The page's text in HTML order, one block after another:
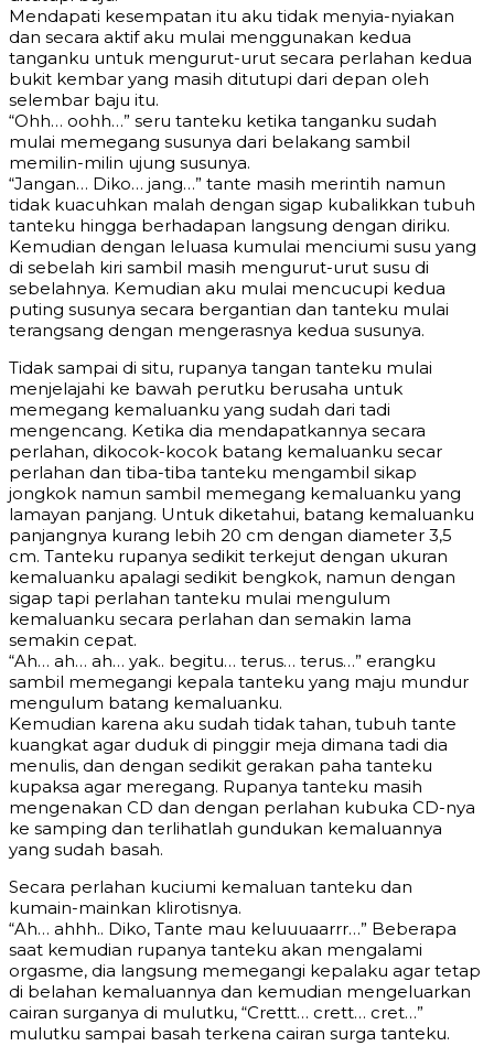
Mendapati kesempatan itu aku tidak menyia-nyiakan
dan secara aktif aku mulai menggunakan kedua
tanganku untuk mengurut-urut secara perlahan kedua
bukit kembar yang masih ditutupi dari depan oleh
selembar baju itu.
“Ohh… oohh…” seru tanteku ketika tanganku sudah
mulai memegang susunya dari belakang sambil
memilin-milin ujung susunya.
“Jangan… Diko… jang…” tante masih merintih namun
tidak kuacuhkan malah dengan sigap kubalikkan tubuh
tanteku hingga berhadapan langsung dengan diriku.
Kemudian dengan leluasa kumulai menciumi susu yang
di sebelah kiri sambil masih mengurut-urut susu di
sebelahnya. Kemudian aku mulai mencucupi kedua
puting susunya secara bergantian dan tanteku mulai
terangsang dengan mengerasnya kedua susunya.
Tidak sampai di situ, rupanya tangan tanteku mulai
menjelajahi ke bawah perutku berusaha untuk
memegang kemaluanku yang sudah dari tadi
mengencang. Ketika dia mendapatkannya secara
perlahan, dikocok-kocok batang kemaluanku secar
perlahan dan tiba-tiba tanteku mengambil sikap
jongkok namun sambil memegang kemaluanku yang
lamayan panjang. Untuk diketahui, batang kemaluanku
panjangnya kurang lebih 20 cm dengan diameter 3,5
cm. Tanteku rupanya sedikit terkejut dengan ukuran
kemaluanku apalagi sedikit bengkok, namun dengan
sigap tapi perlahan tanteku mulai mengulum
kemaluanku secara perlahan dan semakin lama
semakin cepat.
“Ah… ah… ah… yak.. begitu… terus… terus…” erangku
sambil memegangi kepala tanteku yang maju mundur
mengulum batang kemaluanku.
Kemudian karena aku sudah tidak tahan, tubuh tante
kuangkat agar duduk di pinggir meja dimana tadi dia
menulis, dan dengan sedikit gerakan paha tanteku
kupaksa agar meregang. Rupanya tanteku masih
mengenakan CD dan dengan perlahan kubuka CD-nya
ke samping dan terlihatlah gundukan kemaluannya
yang sudah basah.
Secara perlahan kuciumi kemaluan tanteku dan
kumain-mainkan klirotisnya.
“Ah… ahhh.. Diko, Tante mau keluuuaarrr…” Beberapa
saat kemudian rupanya tanteku akan mengalami
orgasme, dia langsung memegangi kepalaku agar tetap
di belahan kemaluannya dan kemudian mengeluarkan
cairan surganya di mulutku, “Crettt… crett… cret…”
mulutku sampai basah terkena cairan surga tanteku.